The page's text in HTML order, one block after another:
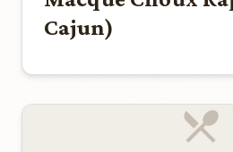
Cajun)